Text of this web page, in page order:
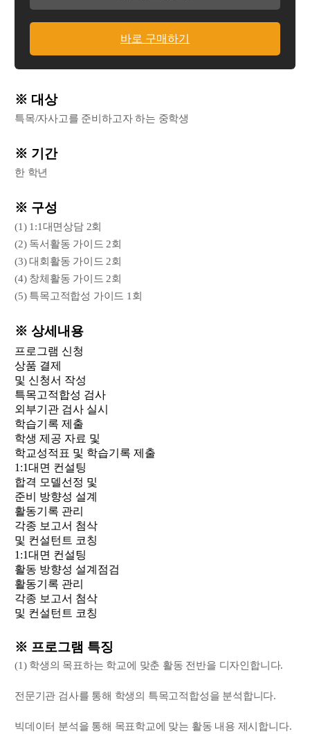
바로 구매하기
※ 대상
특목/자사고를 준비하고자 하는 중학생
※ 기간
한 학년
※ 구성
(1) 1:1대면상담 2회
(2) 독서활동 가이드 2회
(3) 대회활동 가이드 2회
(4) 창체활동 가이드 2회
(5) 특목고적합성 가이드 1회
※ 상세내용
프로그램 신청
상품 결제
및 신청서 작성
특목고적합성 검사
외부기관 검사 실시
학습기록 제출
학생 제공 자료 및
학교성적표 및 학습기록 제출
1:1대면 컨설팅
합격 모델선정 및
준비 방향성 설계
활동기록 관리
각종 보고서 첨삭
및 컨설턴트 코칭
1:1대면 컨설팅
활동 방향성 설계점검
활동기록 관리
각종 보고서 첨삭
및 컨설턴트 코칭
※ 프로그램 특징
(1) 학생의 목표하는 학교에 맞춘 활동 전반을 디자인합니다.
전문기관 검사를 통해 학생의 특목고적합성을 분석합니다.
빅데이터 분석을 통해 목표학교에 맞는 활동 내용 제시합니다.